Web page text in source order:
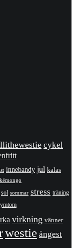
cykel
innebandy jul kalas
sol sommar stress träning
virkning vänner
westie ångest